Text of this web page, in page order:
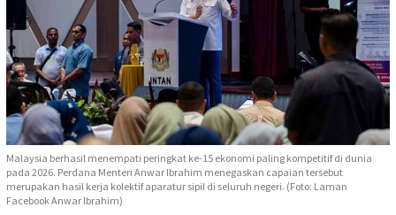
Malaysia berhasil menempati peringkat ke-15 ekonomi paling kompetitif di dunia
pada 2026. Perdana Menteri Anwar Ibrahim menegaskan capaian tersebut
merupakan hasil kerja kolektif aparatur sipil di seluruh negeri. (Foto: Laman
Facebook Anwar Ibrahim)